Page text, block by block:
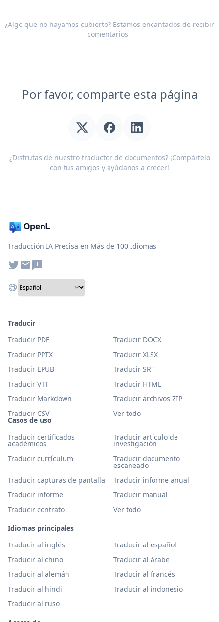
¿Algo que no hayamos cubierto? Estamos encantados de recibir
comentarios .
Por favor, comparte esta página
¿Disfrutas de nuestro traductor de documentos? ¡Compártelo
con tus amigos y ayúdanos a crecer!
Traducción IA Precisa en Más de 100 Idiomas
Casos de uso
Traducir certificados
académicos
Traducir artículo de
investigación
Traducir currículum
Traducir documento
escaneado
Traducir capturas de pantalla
Traducir informe anual
Traducir informe
Traducir manual
Traducir contrato
Ver todo
Idiomas principales
Traducir al inglés
Traducir al español
Traducir al chino
Traducir al árabe
Traducir al alemán
Traducir al francés
Traducir al hindi
Traducir al indonesio
Traducir al ruso
Traducir
Traducir PDF
Traducir DOCX
Traducir PPTX
Traducir XLSX
Traducir EPUB
Traducir SRT
Traducir VTT
Traducir HTML
Traducir Markdown
Traducir archivos ZIP
Traducir CSV
Ver todo